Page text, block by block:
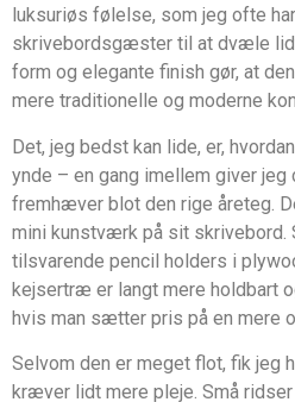
luksuriøs følelse, som jeg ofte
skrivebordsgæster til at dvæle
form og elegante finish gør, at
mere traditionelle og moderne
Det, jeg bedst kan lide, er,
ynde – en gang imellem giver
fremhæver blot den rige åreteg.
mini kunstværk på sit skrivebord.
tilsvarende pencil holders i
kejsertræ er langt mere holdbart
hvis man sætter pris på en mere
Selvom den er meget flot, fik jeg
kræver lidt mere pleje. Små